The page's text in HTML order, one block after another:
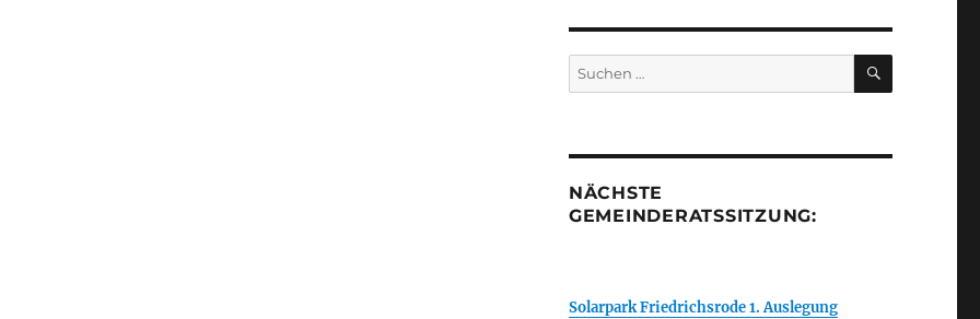
Suchen
nach:
SUCHEN
NÄCHSTE
GEMEINDERATSSITZUNG:
Solarpark Friedrichsrode 1. Auslegung